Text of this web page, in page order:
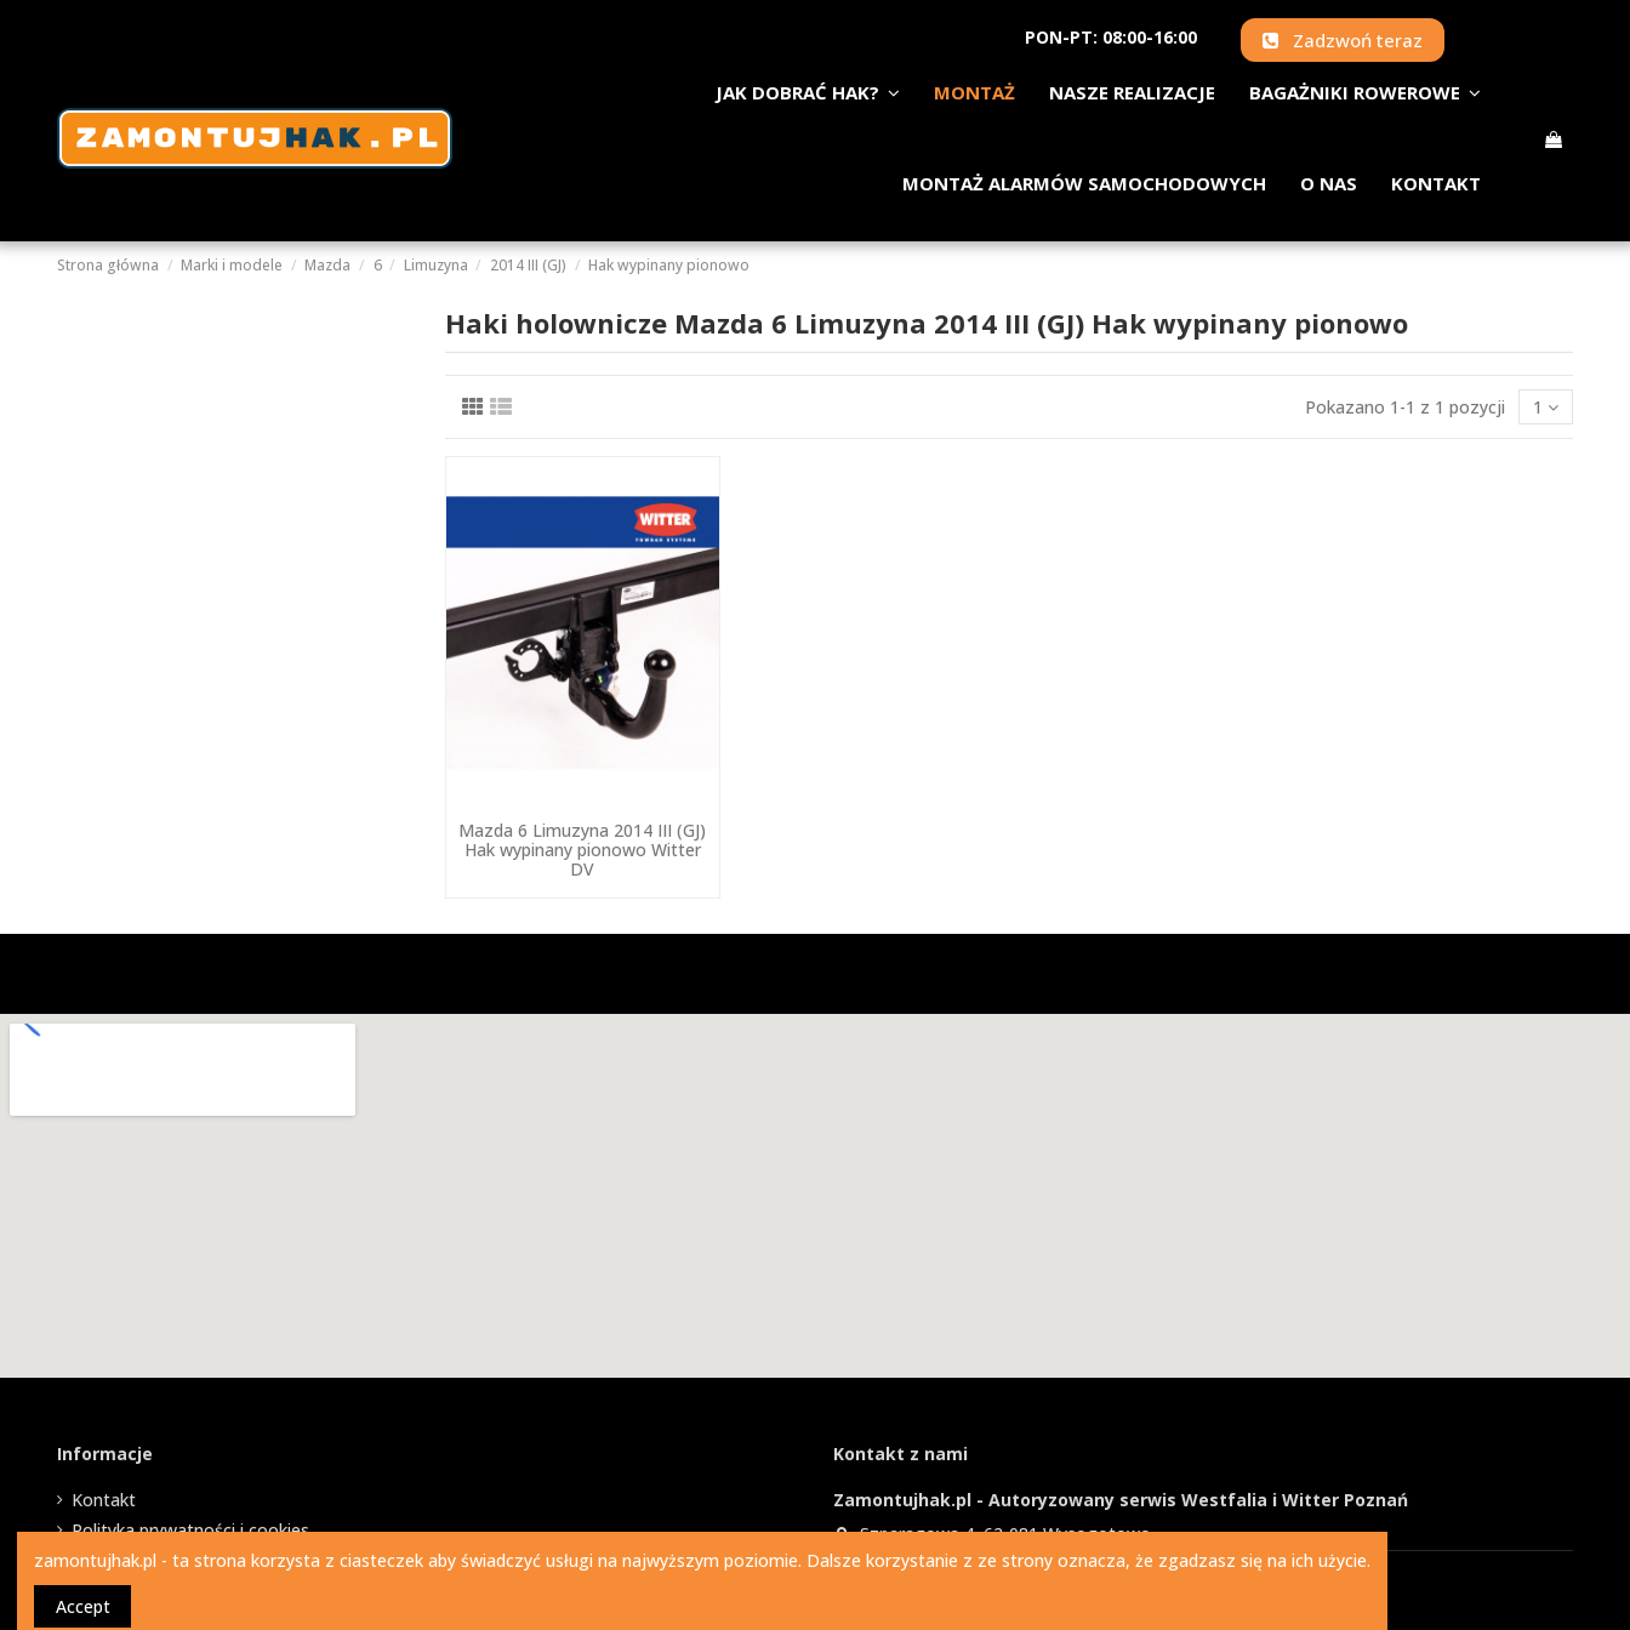
PON-PT: 08:00-16:00 Zadzwoń teraz
JAK DOBRAĆ HAK? MONTAŻ NASZE REALIZACJE BAGAŻNIKI ROWEROWE
MONTAŻ ALARMÓW SAMOCHODOWYCH O NAS KONTAKT
Strona główna Marki i modele Mazda 6 Limuzyna 2014 III (GJ) Hak wypinany pionowo
Haki holownicze Mazda 6 Limuzyna 2014 III (GJ) Hak wypinany pionowo
Pokazano 1-1 z 1 pozycji 1
Mazda 6 Limuzyna 2014 III (GJ)
Hak wypinany pionowo Witter
DV
Informacje
Kontakt
Polityka prywatności i cookies
Kontakt z nami
Zamontujhak.pl - Autoryzowany serwis Westfalia i Witter Poznań
Szparagowa 4, 62-081 Wysogotowo
730 037 037
zamontujhak.pl - ta strona korzysta z ciasteczek aby świadczyć usługi na najwyższym poziomie. Dalsze korzystanie z ze strony oznacza, że zgadzasz się na ich użycie.
Accept